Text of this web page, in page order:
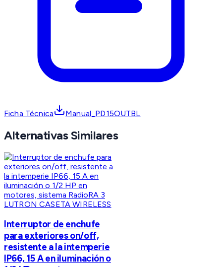
Ficha Técnica Manual_PD15OUTBL
Alternativas Similares
LUTRON CASETA WIRELESS
Interruptor de enchufe
para exteriores on/off,
resistente a la intemperie
IP66, 15 A en iluminación o